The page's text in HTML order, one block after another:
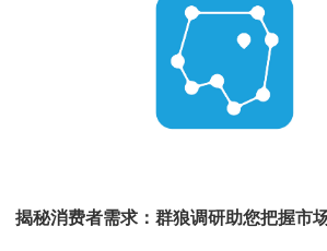
揭秘消费者需求：群狼调研助您把握市